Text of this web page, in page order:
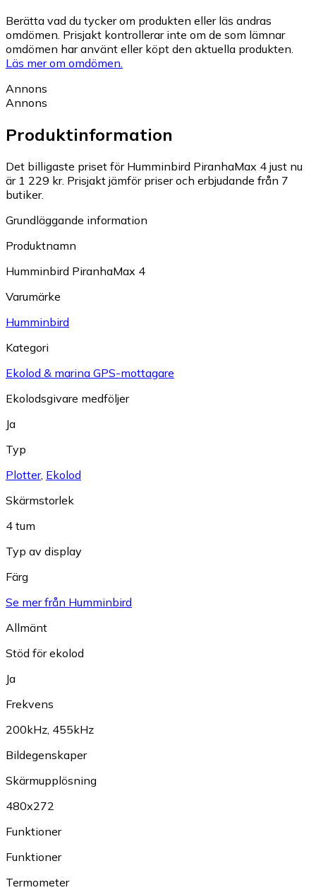
Berätta vad du tycker om produkten eller läs andras
omdömen. Prisjakt kontrollerar inte om de som lämnar
omdömen har använt eller köpt den aktuella produkten.
Läs mer om omdömen.
Annons
Annons
Produktinformation
Det billigaste priset för Humminbird PiranhaMax 4 just nu
är 1 229 kr. Prisjakt jämför priser och erbjudande från 7
butiker.
Grundläggande information
Produktnamn
Humminbird PiranhaMax 4
Varumärke
Humminbird
Kategori
Ekolod & marina GPS-mottagare
Ekolodsgivare medföljer
Ja
Typ
Plotter, Ekolod
Skärmstorlek
4 tum
Typ av display
Färg
Se mer från Humminbird
Allmänt
Stöd för ekolod
Ja
Frekvens
200kHz 455kHz
Bildegenskaper
Skärmupplösning
480x272
Funktioner
Funktioner
Termometer